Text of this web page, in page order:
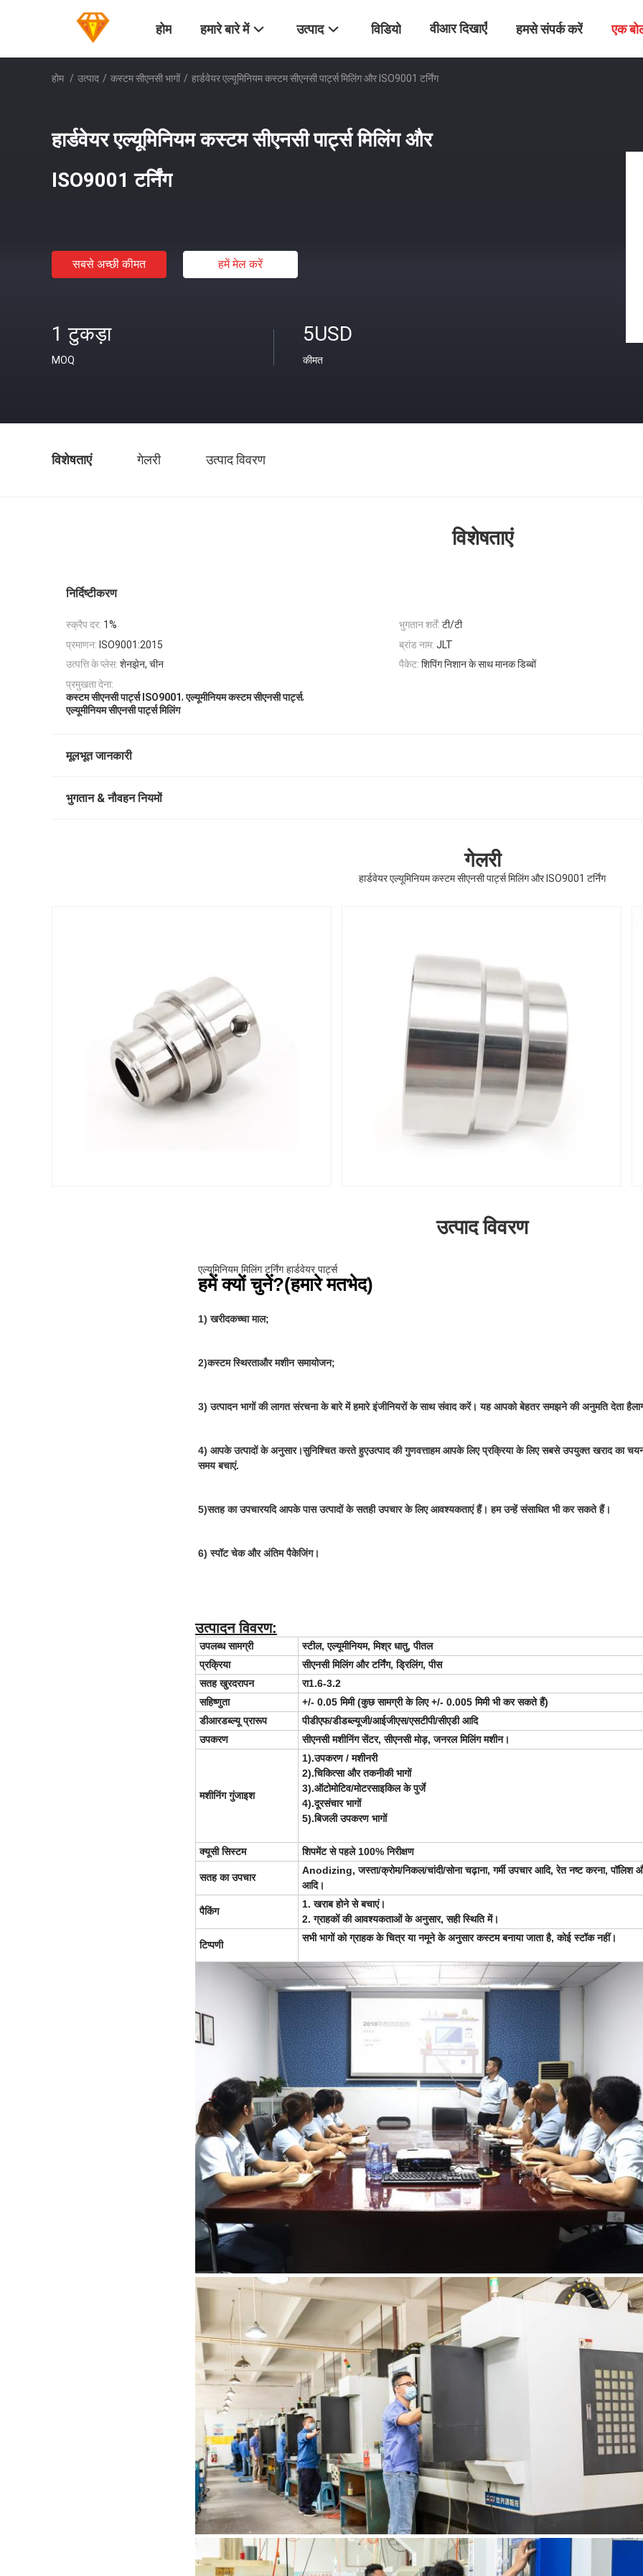
होम हमारे बारे में उत्पाद विडियो वीआर दिखाएँ हमसे संपर्क करें एक
होम / उत्पाद / कस्टम सीएनसी भागों / हार्डवेयर एल्यूमिनियम कस्टम सीएनसी पार्ट्स मिलिंग और ISO9001 टर्निंग
हार्डवेयर एल्यूमिनियम कस्टम सीएनसी पार्ट्स मिलिंग और
ISO9001 टर्निंग
सबसे अच्छी कीमत हमें मेल करें
1 टुकड़ा
MOQ
5USD
कीमत
विशेषताएं गेलरी उत्पाद विवरण
विशेषताएं
निर्दिष्टीकरण
स्क्रैप दर: 1% भुगतान शर्तें: टी/टी
प्रमाणन: ISO9001:2015 ब्रांड नाम: JLT
उत्पत्ति के प्लेस: शेनझेन, चीन पैकेट: शिपिंग निशान के साथ मानक डिब्बों
प्रमुखता देना:
कस्टम सीएनसी पार्ट्स ISO9001,एल्यूमीनियम कस्टम सीएनसी पार्ट्स,
एल्यूमीनियम सीएनसी पार्ट्स मिलिंग
मूलभूत जानकारी
भुगतान & नौवहन नियमों
गेलरी
हार्डवेयर एल्यूमिनियम कस्टम सीएनसी पार्ट्स मिलिंग और ISO9001 टर्निंग
उत्पाद विवरण
एल्यूमिनियम मिलिंग टर्निंग हार्डवेयर पार्ट्स
हमें क्यों चुनें?(हमारे मतभेद)
1) खरीदकच्चा माल;
2)कस्टम स्थिरताऔर मशीन समायोजन;
3) उत्पादन भागों की लागत संरचना के बारे में हमारे इंजीनियरों के साथ संवाद करें। यह आपको बेहतर समझने की अनुमति देता है
4) आपके उत्पादों के अनुसार।सुनिश्चित करते हुएउत्पाद की गुणवत्ताहम आपके लिए प्रक्रिया के लिए सबसे उपयुक्त खराद का
समय बचाएं.
5)सतह का उपचारयदि आपके पास उत्पादों के सतही उपचार के लिए आवश्यकताएं हैं। हम उन्हें संसाधित भी कर सकते हैं।
6) स्पॉट चेक और अंतिम पैकेजिंग।
उत्पादन विवरण:
उपलब्ध सामग्री
स्टील, एल्यूमीनियम, मिश्र धातु, पीतल
प्रक्रिया
सीएनसी मिलिंग और टर्निंग, ड्रिलिंग, पीस
सतह खुरदरापन
रा1.6-3.2
सहिष्णुता
+/- 0.05 मिमी (कुछ सामग्री के लिए +/- 0.005 मिमी भी कर सकते हैं)
डीआरडब्ल्यू प्रारूप
पीडीएफ/डीडब्ल्यूजी/आईजीएस/एसटीपी/सीएडी आदि
उपकरण
सीएनसी मशीनिंग सेंटर, सीएनसी मोड़, जनरल मिलिंग मशीन।
मशीनिंग गुंजाइश
1).उपकरण / मशीनरी
2).चिकित्सा और तकनीकी भागों
3).ऑटोमोटिव/मोटरसाइकिल के पुर्जे
4).दूरसंचार भागों
5).बिजली उपकरण भागों
क्यूसी सिस्टम शिपमेंट से पहले 100% निरीक्षण
सतह का उपचार
Anodizing, जस्ता/क्रोम/निकल/चांदी/सोना चढ़ाना, गर्मी उपचार आदि, रेत नष्ट करना, पॉलिश
आदि।
पैकिंग
1. खराब होने से बचाएं।
2. ग्राहकों की आवश्यकताओं के अनुसार, सही स्थिति में।
टिप्पणी
सभी भागों को ग्राहक के चित्र या नमूने के अनुसार कस्टम बनाया जाता है, कोई स्टॉक नहीं।